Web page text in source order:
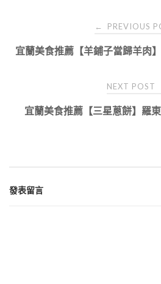
navigation
← PREVIOUS
宜蘭美食推薦【羊鋪子當歸羊肉
NEXT POST
宜蘭美食推薦【三星蔥餅】羅
發表留言